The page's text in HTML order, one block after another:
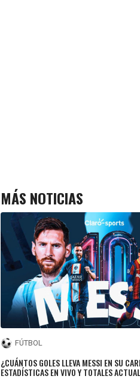
MÁS NOTICIAS
FÚTBOL
¿CUÁNTOS GOLES LLEVA MESSI EN SU
ESTADÍSTICAS EN VIVO Y TOTALES